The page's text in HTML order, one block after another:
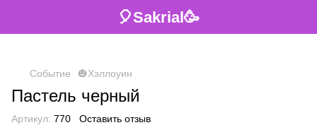
🎈Sakrial🥳
Событие 🎃Хэллоуин
Пастель черный
Артикул: 770 Оставить отзыв